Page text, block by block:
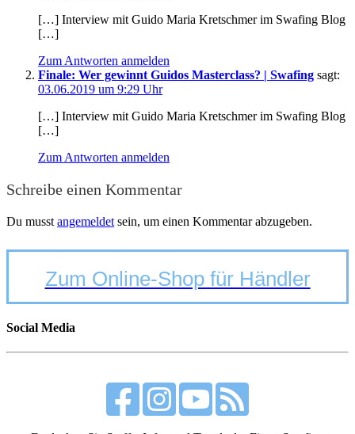
[…] Interview mit Guido Maria Kretschmer im Swafing Blog
[…]
Zum Antworten anmelden
Finale: Wer gewinnt Guidos Masterclass? | Swafing sagt:
03.06.2019 um 9:29 Uhr
[…] Interview mit Guido Maria Kretschmer im Swafing Blog
[…]
Zum Antworten anmelden
Schreibe einen Kommentar
Du musst angemeldet sein, um einen Kommentar abzugeben.
Zum Online-Shop für Händler
Social Media